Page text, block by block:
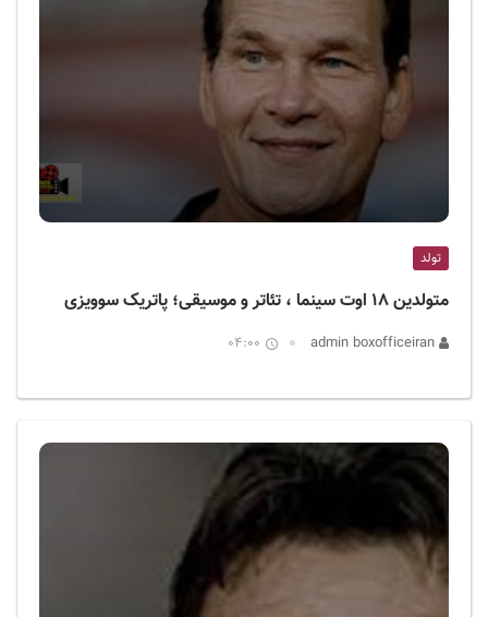
ا
ن
تولد
متولدین ۱۸ اوت سینما ، تئاتر و موسیقی؛ پاتریک سوویزی
04:00